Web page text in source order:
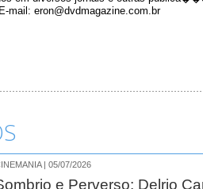
mail: eron@dvdmagazine.com.br
| 05/07/2026
e Perverso: Delrio